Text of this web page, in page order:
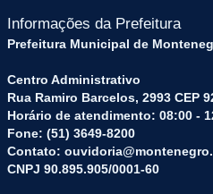
Informações da Prefeitura
Prefeitura Municipal de
Centro Administrativo
Rua Ramiro Barcelos, 2993 CEP
Horário de atendimento: 08:00 -
Fone: (51) 3649-8200
Contato:
CNPJ 90.895.905/0001-60